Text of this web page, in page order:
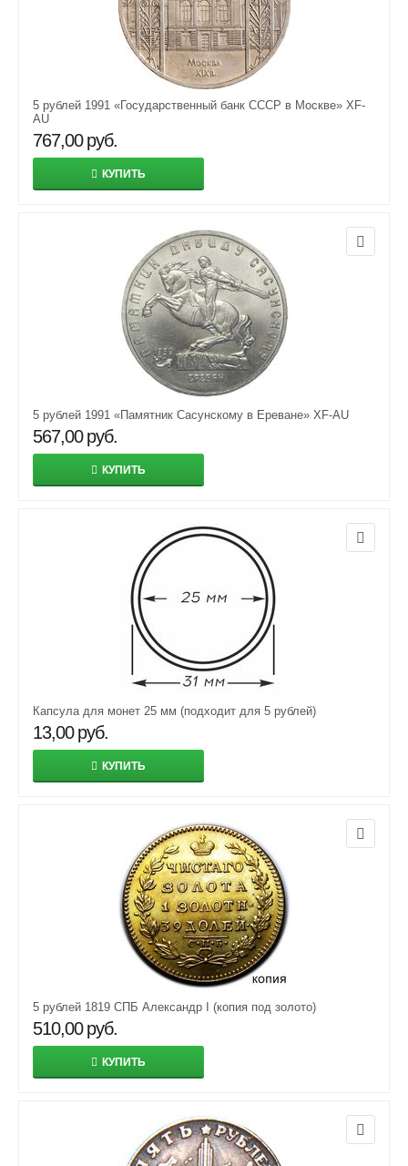
5 рублей 1991 «Государственный банк СССР в Москве» XF-
AU
767,00 руб.
КУПИТЬ
5 рублей 1991 «Памятник Сасунскому в Ереване» XF-AU
567,00 руб.
КУПИТЬ
Капсула для монет 25 мм (подходит для 5 рублей)
13,00 руб.
КУПИТЬ
5 рублей 1819 СПБ Александр I (копия под золото)
510,00 руб.
КУПИТЬ